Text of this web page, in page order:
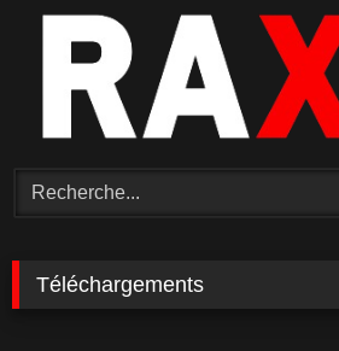
Téléchargements